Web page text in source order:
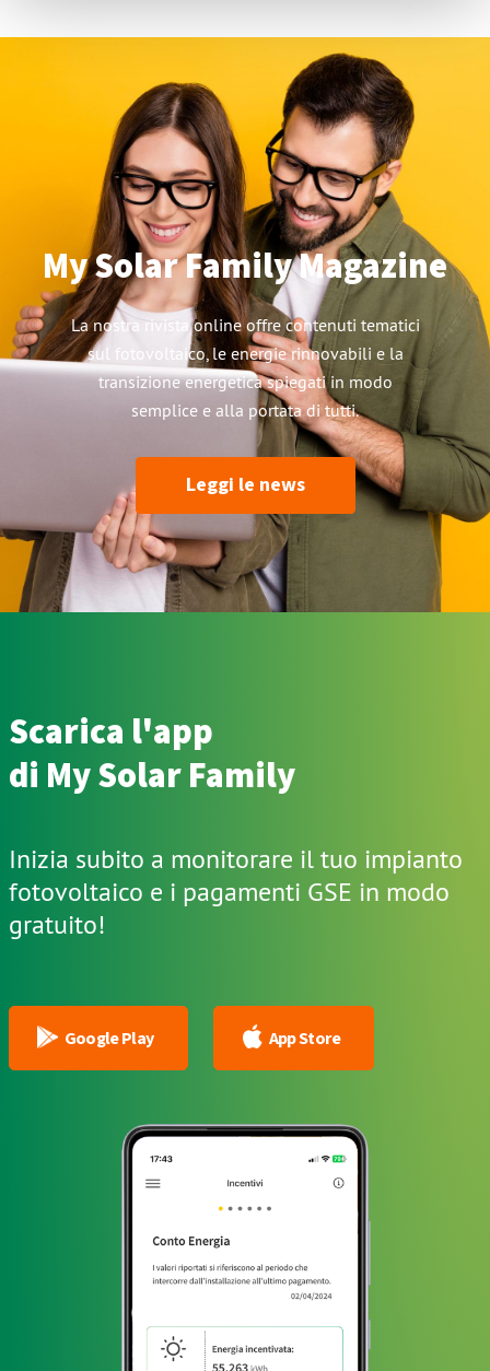
My Solar Family Magazine
La nostra rivista online offre contenuti tematici
sul fotovoltaico, le energie rinnovabili e la
transizione energetica spiegati in modo
semplice e alla portata di tutti.
Leggi le news
Scarica l'app
di My Solar Family
Inizia subito a monitorare il tuo impianto
fotovoltaico e i pagamenti GSE in modo
gratuito!
Google Play App Store